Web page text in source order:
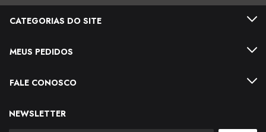
CATEGORIAS DO SITE
MEUS PEDIDOS
FALE CONOSCO
NEWSLETTER